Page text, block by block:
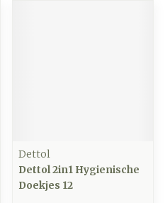
Dettol
Dettol 2in1 Hygienische
Doekjes 12